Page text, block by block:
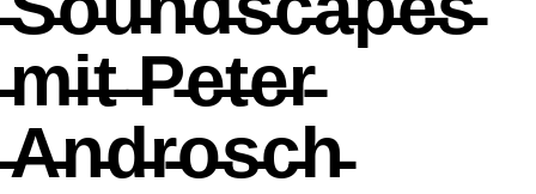
̵m̵i̵t̵ ̵P̵e̵t̵e̵r̵
̵A̵n̵d̵r̵o̵s̵c̵h̵